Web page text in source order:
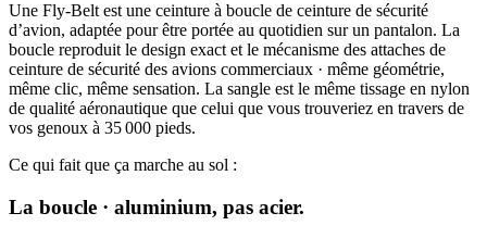
Une Fly-Belt est une ceinture à boucle de ceinture de sécurité
d’avion, adaptée pour être portée au quotidien sur un pantalon. La
boucle reproduit le design exact et le mécanisme des attaches de
ceinture de sécurité des avions commerciaux · même géométrie,
même clic, même sensation. La sangle est le même tissage en nylon
de qualité aéronautique que celui que vous trouveriez en travers de
vos genoux à 35 000 pieds.
Ce qui fait que ça marche au sol :
La boucle · aluminium, pas acier.